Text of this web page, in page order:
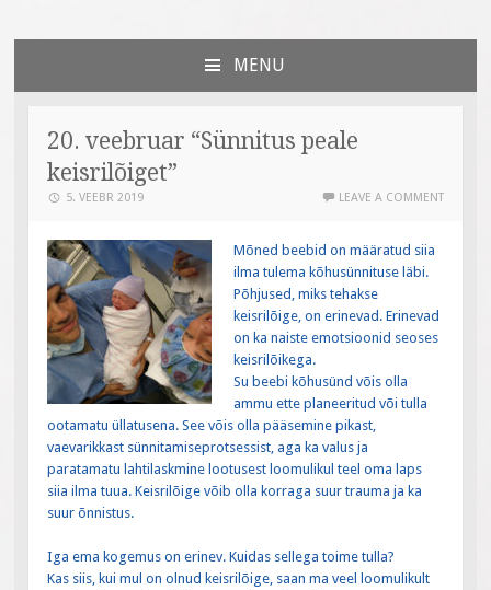
Väiksed Sammud
sünnitoetusega seotud veebileht
MENU
CONTENT
20. veebruar “Sünnitus peale
keisrilõiget”
5. VEEBR 2019 LEAVE A COMMENT
Mõned beebid on määratud siia
ilma tulema kõhusünnituse läbi.
Põhjused, miks tehakse
keisrilõige, on erinevad. Erinevad
on ka naiste emotsioonid seoses
keisrilõikega.
Su beebi kõhusünd võis olla
ammu ette planeeritud või tulla
ootamatu üllatusena. See võis olla pääsemine pikast,
vaevarikkast sünnitamiseprotsessist, aga ka valus ja
paratamatu lahtilaskmine lootusest loomulikul teel oma laps
siia ilma tuua. Keisrilõige võib olla korraga suur trauma ja ka
suur õnnistus.
Iga ema kogemus on erinev. Kuidas sellega toime tulla?
Kas siis, kui mul on olnud keisrilõige, saan ma veel loomulikult